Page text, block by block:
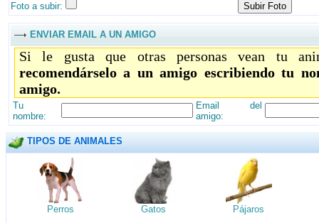
Foto a subir:
ENVIAR EMAIL A UN AMIGO
Si le gusta que otras personas vean tu
recomendárselo a un amigo escribiendo tu
amigo.
Tu
nombre:
Email del
amigo:
TIPOS DE ANIMALES
Perros Gatos Pájaros